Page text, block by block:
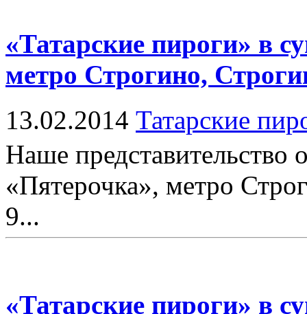
«Татарские пироги» в
метро Строгино,
13.02.2014 Татарские
Наше представительство
«Пятерочка», метро
9...
«Татарские пироги» в